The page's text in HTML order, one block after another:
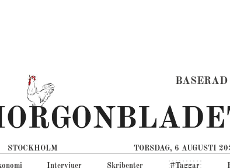
STOCKHOLM TORSDAG, 6 AUGUSTI
Intervjuer Skribenter #Taggar